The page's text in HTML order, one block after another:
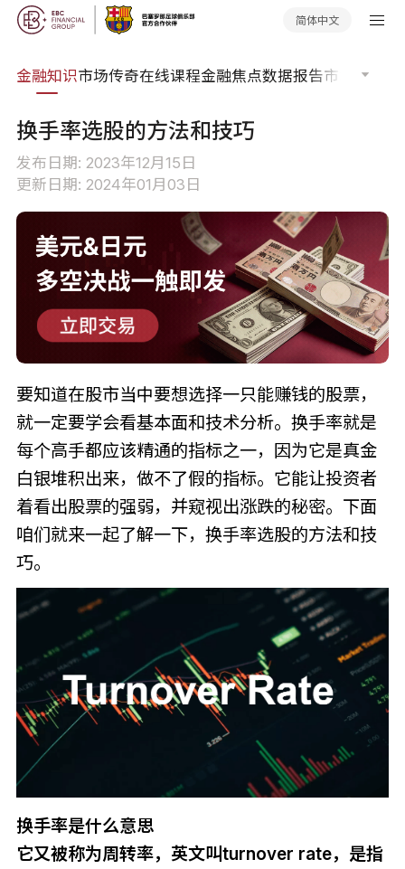
简体中文
金融知识市场传奇在线课程金融焦点数据报告市场分析
换手率选股的方法和技巧
发布日期: 2023年12月15日
更新日期: 2024年01月03日
要知道在股市当中要想选择一只能赚钱的股票，
就一定要学会看基本面和技术分析。换手率就是
每个高手都应该精通的指标之一，因为它是真金
白银堆积出来，做不了假的指标。它能让投资者
着看出股票的强弱，并窥视出涨跌的秘密。下面
咱们就来一起了解一下，换手率选股的方法和技
巧。
换手率是什么意思
它又被称为周转率，英文叫turnover rate，是指